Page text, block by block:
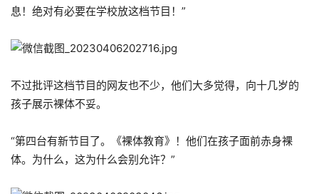
息！绝对有必要在学校放这档节目！”
不过批评这档节目的网友也不少，他们大多觉得，向十几岁的
孩子展示裸体不妥。
“第四台有新节目了。《裸体教育》！他们在孩子面前赤身裸
体。为什么，这为什么会别允许？”